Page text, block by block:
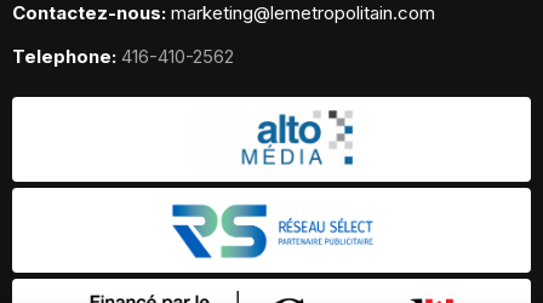
Contactez-nous: marketing@lemetropolitain.com
Telephone: 416-410-2562